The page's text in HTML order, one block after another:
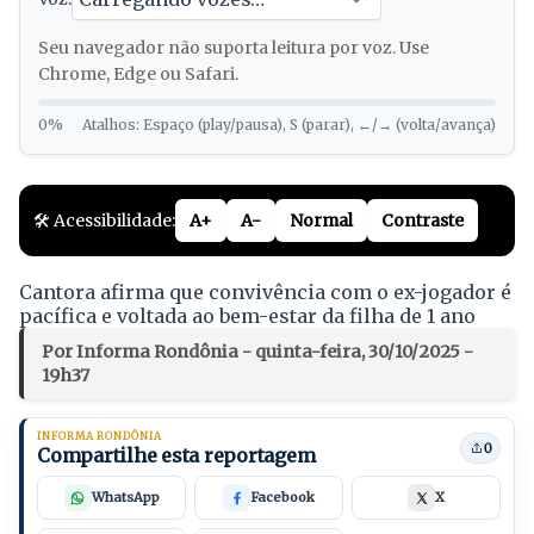
Seu navegador não suporta leitura por voz. Use
Chrome, Edge ou Safari.
0% Atalhos: Espaço (play/pausa), S (parar), ←/→ (volta/avança)
🛠️ Acessibilidade: A+ A- Normal Contraste
Cantora afirma que convivência com o ex-jogador é
pacífica e voltada ao bem-estar da filha de 1 ano
Por Informa Rondônia - quinta-feira, 30/10/2025 -
19h37
INFORMA RONDÔNIA
Compartilhe esta reportagem 0
WhatsApp Facebook X